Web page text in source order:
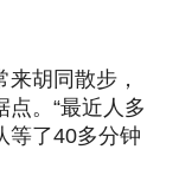
胡同散步，
。“最近人多
等了40多分钟